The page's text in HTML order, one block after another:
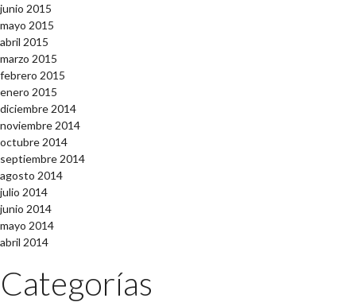
junio 2015
mayo 2015
abril 2015
marzo 2015
febrero 2015
enero 2015
diciembre 2014
noviembre 2014
octubre 2014
septiembre 2014
agosto 2014
julio 2014
junio 2014
mayo 2014
abril 2014
Categorías